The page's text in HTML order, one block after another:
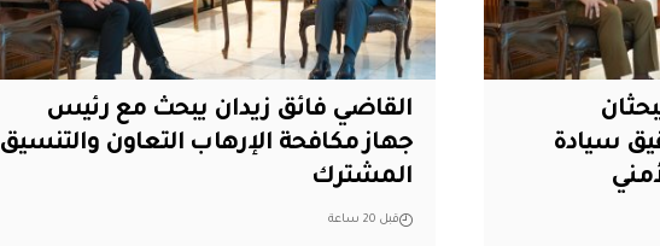
سيادة
القاضي فائق زيدان يبحث مع رئيس
جهاز مكافحة الإرهاب التعاون والتنسيق
المشترك
قبل 20 ساعة